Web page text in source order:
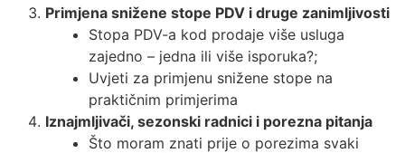
Primjena snižene stope PDV i druge zanimljivosti
Stopa PDV-a kod prodaje više usluga
zajedno – jedna ili više isporuka?;
Uvjeti za primjenu snižene stope na
praktičnim primjerima
Iznajmljivači, sezonski radnici i porezna pitanja
Što moram znati prije o porezima svaki